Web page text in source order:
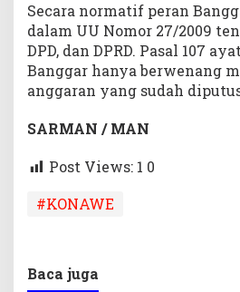
Secara normatif peran
dalam UU Nomor 27/2009
DPD, dan DPRD. Pasal 107
Banggar hanya berwenang
anggaran yang sudah
SARMAN / MAN
Post Views: 1 0
#KONAWE
Baca juga